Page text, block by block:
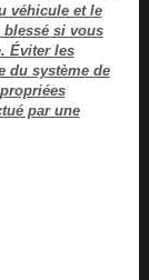
véhicule et le
blessé si vous
Éviter les
du système de
par une